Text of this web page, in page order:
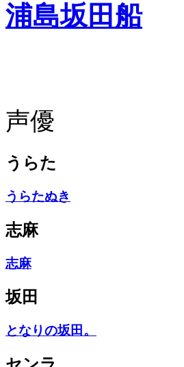
浦島坂田船
声優
うらた
うらたぬき
志麻
志麻
坂田
となりの坂田。